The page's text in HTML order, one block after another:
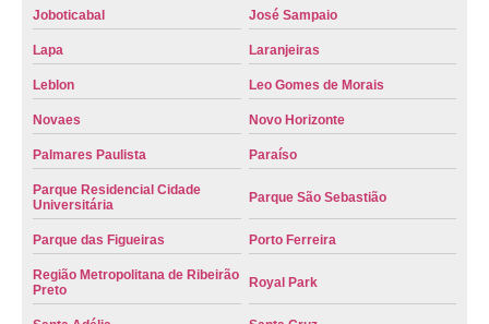
emplacamento mercosul Jardim Irajá
qual o valor do emplacamento mercosul Taquaritinga
Joboticabal José Sampaio
Lapa Laranjeiras
Leblon Leo Gomes de Morais
Novaes Novo Horizonte
Palmares Paulista Paraíso
Parque Residencial Cidade
Universitária
Parque São Sebastião
Parque das Figueiras Porto Ferreira
Região Metropolitana de Ribeirão
Preto
Royal Park